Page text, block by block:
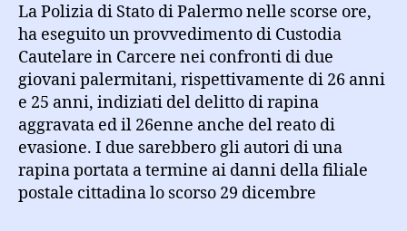
La Polizia di Stato di Palermo nelle scorse ore,
ha eseguito un provvedimento di Custodia
Cautelare in Carcere nei confronti di due
giovani palermitani, rispettivamente di 26 anni
e 25 anni, indiziati del delitto di rapina
aggravata ed il 26enne anche del reato di
evasione. I due sarebbero gli autori di una
rapina portata a termine ai danni della filiale
postale cittadina lo scorso 29 dicembre